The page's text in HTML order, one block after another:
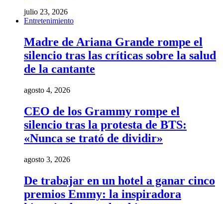
julio 23, 2026
Entretenimiento
Madre de Ariana Grande rompe el
silencio tras las críticas sobre la salud
de la cantante
agosto 4, 2026
CEO de los Grammy rompe el
silencio tras la protesta de BTS:
«Nunca se trató de dividir»
agosto 3, 2026
De trabajar en un hotel a ganar cinco
premios Emmy: la inspiradora